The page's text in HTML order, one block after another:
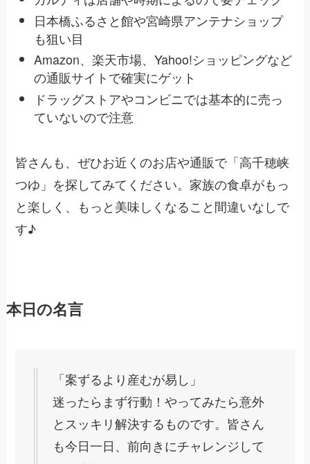
日本橋ふるさと館や宮崎県アンテナショップ
も狙い目
Amazon、楽天市場、Yahoo!ショッピングなど
の通販サイトで確実にゲット
ドラッグストアやコンビニでは基本的に売っ
ていないので注意
皆さんも、ぜひお近くのお店や通販で「高千穂峡
つゆ」を探してみてください。家族の食卓がもっ
と楽しく、もっと美味しくなること間違いなしで
す♪
本日の名言
「案ずるより産むが易し」
迷ったらまず行動！やってみたら意外
とスッキリ解決するものです。皆さん
も今日一日、前向きにチャレンジして